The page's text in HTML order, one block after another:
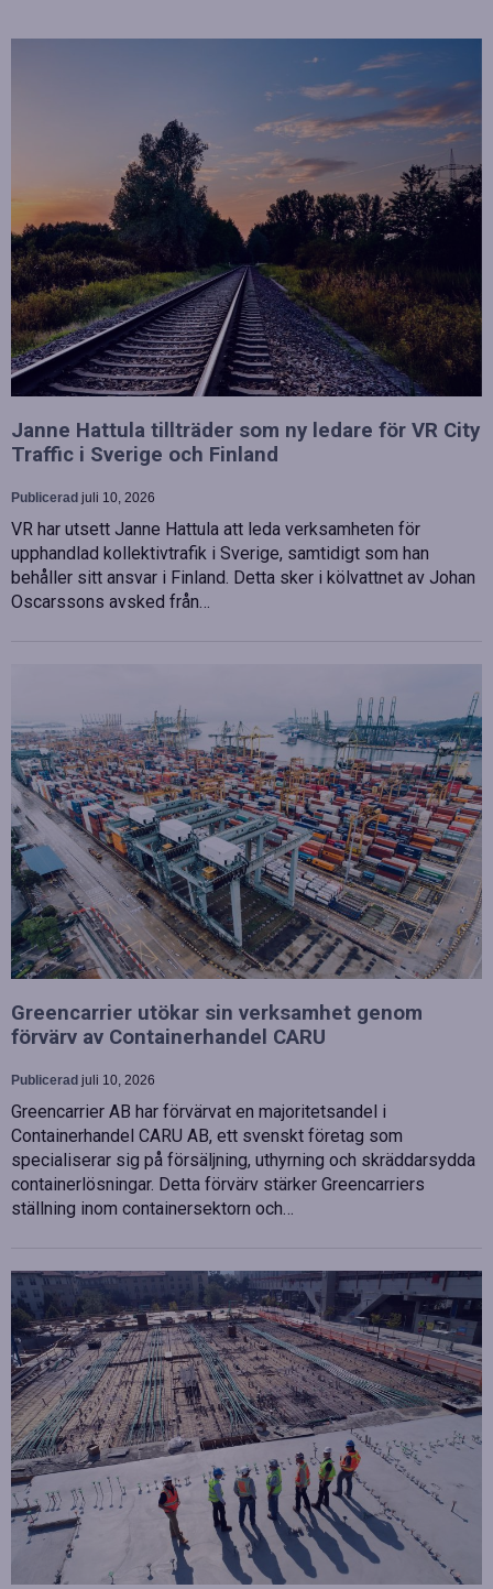
Janne Hattula tillträder som ny ledare för VR City
Traffic i Sverige och Finland
Publicerad juli 10, 2026
VR har utsett Janne Hattula att leda verksamheten för
upphandlad kollektivtrafik i Sverige, samtidigt som han
behåller sitt ansvar i Finland. Detta sker i kölvattnet av Johan
Oscarssons avsked från…
Greencarrier utökar sin verksamhet genom
förvärv av Containerhandel CARU
Publicerad juli 10, 2026
Greencarrier AB har förvärvat en majoritetsandel i
Containerhandel CARU AB, ett svenskt företag som
specialiserar sig på försäljning, uthyrning och skräddarsydda
containerlösningar. Detta förvärv stärker Greencarriers
ställning inom containersektorn och…